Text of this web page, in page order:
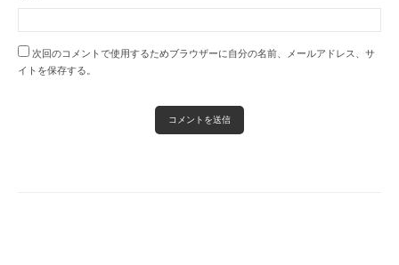
次回のコメントで使用するためブラウザーに自分の名前、メールアドレス、サ
イトを保存する。